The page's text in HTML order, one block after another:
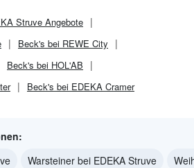
Struve Angebote
Beck's bei REWE City
Beck's bei HOL'AB
Beck's bei EDEKA Cramer
Warsteiner bei EDEKA Struve